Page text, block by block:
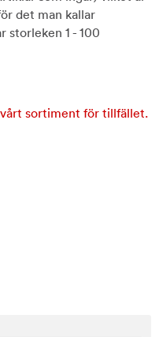
det man kallar
storleken 1 - 100
sortiment för tillfället.